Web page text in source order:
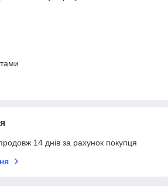
14 днів за рахунок покупця